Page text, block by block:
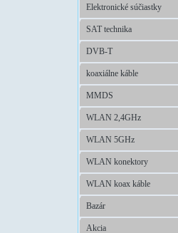
Elektronické súčiastky
SAT technika
DVB-T
koaxiálne káble
MMDS
WLAN 2,4GHz
WLAN 5GHz
WLAN konektory
WLAN koax káble
Bazár
Akcia